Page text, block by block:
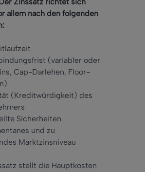
Der Zinssatz richtet sich
allem nach den folgenden
(variabler oder
Cap-Darlehen, Floor-
(Kreditwürdigkeit) des
Sicherheiten
und zu
Marktzinsniveau
stellt die Hauptkosten